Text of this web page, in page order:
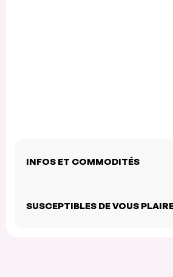
INFOS ET COMMODITÉS
SUSCEPTIBLES DE VOUS